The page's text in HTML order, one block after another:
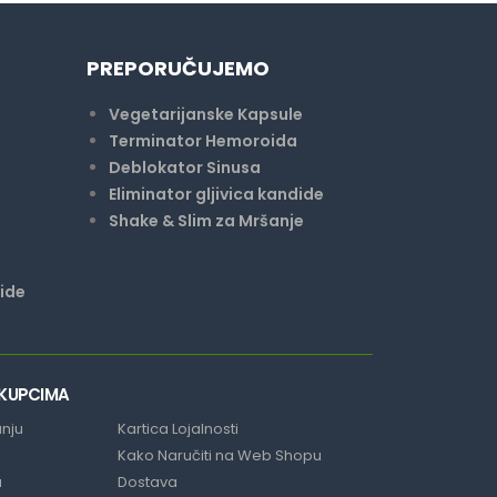
PREPORUČUJEMO
Vegetarijanske Kapsule
Terminator Hemoroida
Deblokator Sinusa
Eliminator gljivica kandide
Shake & Slim za Mršanje
Kartica Lojalnosti
Kako Naručiti na Web Shopu
Dostava